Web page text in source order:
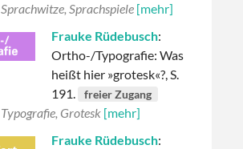
Sprachwitze, Sprachspiele [mehr]
Frauke Rüdebusch:
Ortho-/Typografie: Was
heißt hier »grotesk«?, S.
191.
freier Zugang
Typografie, Grotesk [mehr]
Frauke Rüdebusch: